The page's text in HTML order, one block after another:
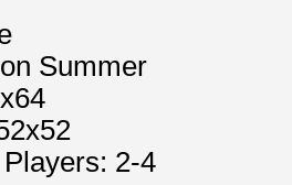
Summer
2-4